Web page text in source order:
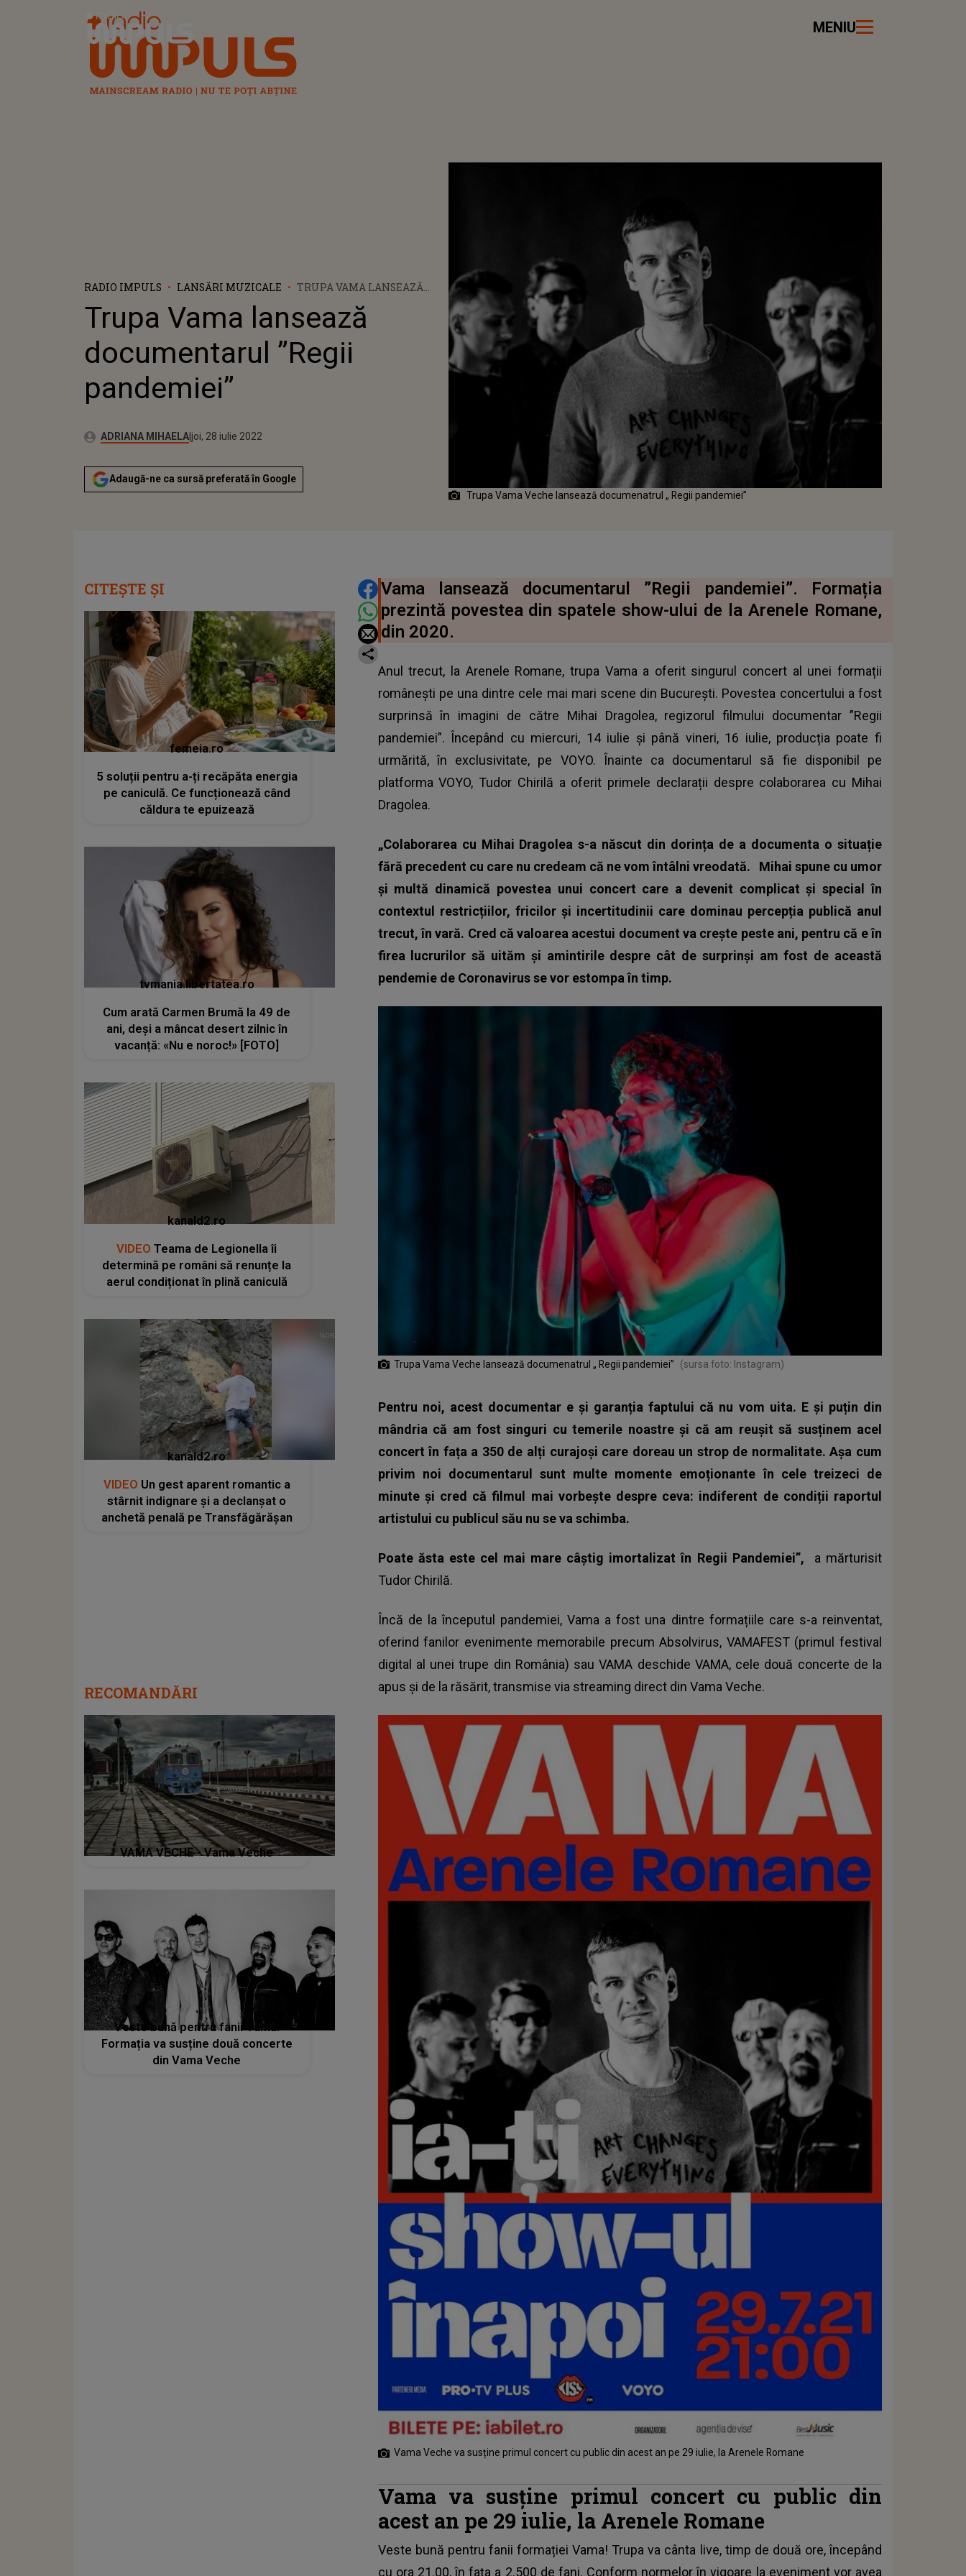
Radio Impuls MENIU
RADIO IMPULS LANSĂRI MUZICALE
TRUPA VAMA LANSEAZĂ
PANDEMIEI”
Trupa Vama lansează
documentarul ”Regii
pandemiei”
Autor:ADRIANA MIHAELAPublicat:
joi, 15 iulie 2021
Actualizat:
joi, 28 iulie 2022
Adaugă-ne ca sursă preferată în Google
Trupa Vama Veche lansează documenatrul „ Regii pandemiei”
DISTRIBUIE ARTICOLUL
Vama lansează documentarul ”Regii pandemiei”. Formația
prezintă povestea din spatele show-ului de la Arenele Romane,
din 2020.
Anul trecut, la Arenele Romane, trupa Vama a oferit singurul concert al unei formații
românești pe una dintre cele mai mari scene din București. Povestea concertului a fost
surprinsă în imagini de către Mihai Dragolea, regizorul filmului documentar ”Regii
pandemiei”. Începând cu miercuri, 14 iulie și până vineri, 16 iulie, producția poate fi
urmărită, în exclusivitate, pe VOYO. Înainte ca documentarul să fie disponibil pe
platforma VOYO, Tudor Chirilă a oferit primele declarații despre colaborarea cu Mihai
Dragolea.
„Colaborarea cu Mihai Dragolea s-a născut din dorința de a documenta o situație
fără precedent cu care nu credeam că ne vom întâlni vreodată.
Mihai spune cu umor
și multă dinamică povestea unui concert care a devenit complicat și special în
contextul restricțiilor, fricilor și incertitudinii care dominau percepția publică anul
trecut, în vară. Cred că valoarea acestui document va crește peste ani, pentru că e în
firea lucrurilor să uităm și amintirile despre cât de surprinși am fost de această
pendemie de Coronavirus se vor estompa în timp.
Trupa Vama Veche lansează documenatrul „ Regii pandemiei” (sursa foto: Instagram)
Pentru noi, acest documentar e și garanția faptului că nu vom uita. E și puțin din
mândria că am fost singuri cu temerile noastre și că am reușit să susținem acel
concert în fața a 350 de alți curajoși care doreau un strop de normalitate. Așa cum
privim noi documentarul sunt multe momente emoționante în cele treizeci de
minute și cred că filmul mai vorbește despre ceva: indiferent de condiții raportul
artistului cu publicul său nu se va schimba.
Poate ăsta este cel mai mare câștig imortalizat în Regii Pandemiei”, a mărturisit
Tudor Chirilă.
Încă de la începutul pandemiei,Vama a fost una dintre formațiile care s-a reinventat,
oferind fanilor evenimente memorabile precum Absolvirus, VAMAFEST (primul festival
digital al unei trupe din România) sau VAMA deschide VAMA, cele două concerte de la
apus și de la răsărit, transmise via streaming direct din Vama Veche.
Vama Veche va susține primul concert cu public din acest an pe 29 iulie, la Arenele Romane
Vama va susține primul concert cu public din
acest an pe 29 iulie, la Arenele Romane
Veste bună pentru fanii formațieiVama! Trupa va cânta live, timp de două ore, începând
cu ora 21.00, în fața a 2.500 de fani. Conform normelor în vigoare la eveniment vor avea
CITEȘTE ȘI
femeia.ro
5 soluții pentru a-ți recăpăta energia
pe caniculă. Ce funcționează când
căldura te epuizează
tvmania.libertatea.ro
Cum arată Carmen Brumă la 49 de
ani, deși a mâncat desert zilnic în
vacanță: «Nu e noroc!» [FOTO]
kanald2.ro
VIDEO Teama de Legionella îi
determină pe români să renunțe la
aerul condiționat în plină caniculă
kanald2.ro
VIDEO Un gest aparent romantic a
stârnit indignare și a declanșat o
anchetă penală pe Transfăgărășan
RECOMANDĂRI
VAMA VECHE - Vama Veche
Veste bună pentru fanii Vama!
Formația va susține două concerte
din Vama Veche